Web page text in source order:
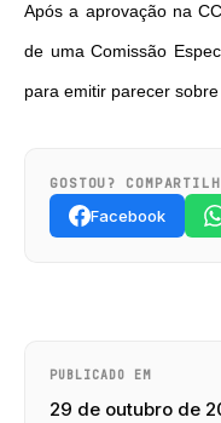
Após a aprovação na
de uma Comissão
para emitir parecer
GOSTOU?
Facebook
PUBLICADO EM
29 de outubro de